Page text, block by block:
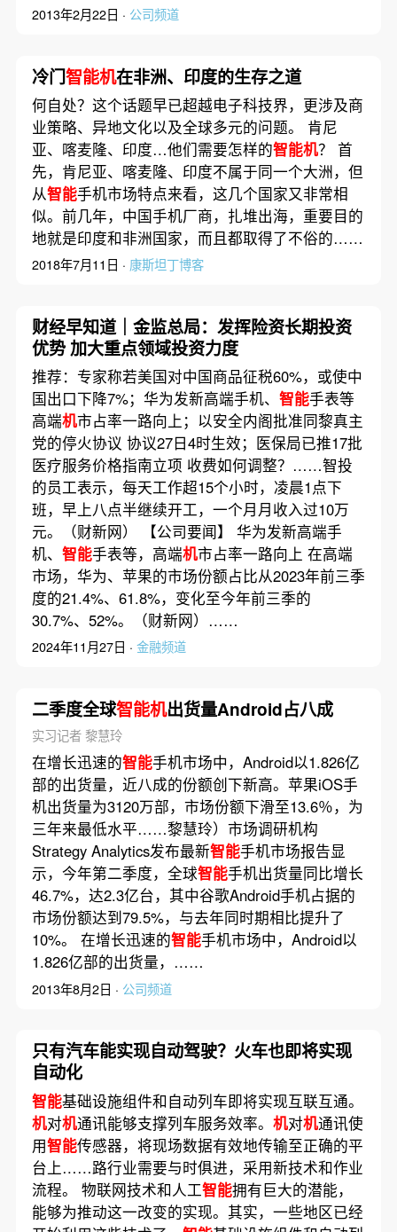
2013年2月22日 · 公司频道
冷门智能机在非洲、印度的生存之道
何自处？这个话题早已超越电子科技界，更涉及商
业策略、异地文化以及全球多元的问题。 肯尼
亚、喀麦隆、印度…他们需要怎样的智能机？ 首
先，肯尼亚、喀麦隆、印度不属于同一个大洲，但
从智能手机市场特点来看，这几个国家又非常相
似。前几年，中国手机厂商，扎堆出海，重要目的
地就是印度和非洲国家，而且都取得了不俗的……
2018年7月11日 · 康斯坦丁博客
财经早知道｜金监总局：发挥险资长期投资
优势 加大重点领域投资力度
推荐：专家称若美国对中国商品征税60%，或使中
国出口下降7%；华为发新高端手机、 智能手表等
高端机市占率一路向上；以安全内阁批准同黎真主
党的停火协议 协议27日4时生效；医保局已推17批
医疗服务价格指南立项 收费如何调整？……智投
的员工表示，每天工作超15个小时，凌晨1点下
班，早上八点半继续开工，一个月月收入过10万
元。（财新网） 【公司要闻】 华为发新高端手
机、 智能手表等，高端机市占率一路向上 在高端
市场，华为、苹果的市场份额占比从2023年前三季
度的21.4%、61.8%，变化至今年前三季的
30.7%、52%。（财新网）……
2024年11月27日 · 金融频道
二季度全球智能机出货量Android占八成
实习记者 黎慧玲
在增长迅速的智能手机市场中，Android以1.826亿
部的出货量，近八成的份额创下新高。苹果iOS手
机出货量为3120万部，市场份额下滑至13.6％，为
三年来最低水平……黎慧玲）市场调研机构
Strategy Analytics发布最新智能手机市场报告显
示，今年第二季度，全球智能手机出货量同比增长
46.7%，达2.3亿台，其中谷歌Android手机占据的
市场份额达到79.5%，与去年同时期相比提升了
10%。 在增长迅速的智能手机市场中，Android以
1.826亿部的出货量，……
2013年8月2日 · 公司频道
只有汽车能实现自动驾驶？火车也即将实现
自动化
智能基础设施组件和自动列车即将实现互联互通。
机对机通讯能够支撑列车服务效率。 机对机通讯使
用智能传感器，将现场数据有效地传输至正确的平
台上……路行业需要与时俱进，采用新技术和作业
流程。 物联网技术和人工智能拥有巨大的潜能，
能够为推动这一改变的实现。其实，一些地区已经